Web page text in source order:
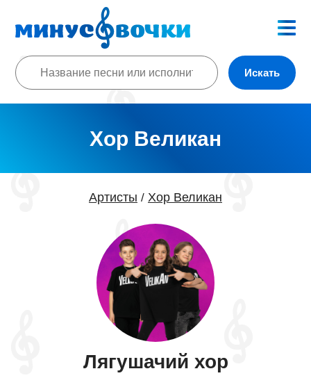
Искать
Хор Великан
Артисты / Хор Великан
Лягушачий хор